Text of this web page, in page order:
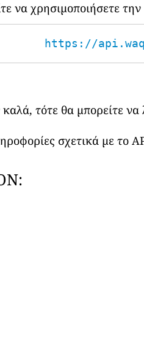
να χρησιμοποιήσετε
https://
τότε θα μπορείτε
σχετικά με το